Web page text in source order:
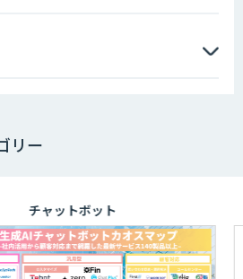
リー
チャットボット